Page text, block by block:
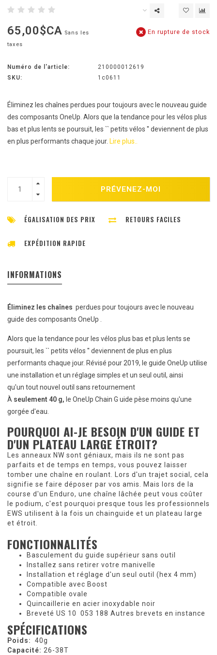
65,00$CA Sans les
taxes
En rupture de stock
Numéro de l'article:
210000012619
SKU:
1c0611
Éliminez les chaînes perdues pour toujours avec le nouveau guide
des composants OneUp. Alors que la tendance pour les vélos plus
bas et plus lents se poursuit, les `` petits vélos '' deviennent de plus
en plus performants chaque jour. Lire plus..
PRÉVENEZ-MOI
ÉGALISATION DES PRIX RETOURS FACILES
EXPÉDITION RAPIDE
INFORMATIONS
Éliminez les chaînes perdues pour toujours avec le nouveau
guide des composants OneUp .
Alors que la tendance pour les vélos plus bas et plus lents se
poursuit, les `` petits vélos '' deviennent de plus en plus
performants chaque jour. Révisé pour 2019, le guide OneUp utilise
une installation et un réglage simples et un seul outil, ainsi
qu'un tout nouvel outil sans retournement
À seulement 40 g, le OneUp Chain G uide pèse moins qu'une
gorgée d'eau.
POURQUOI AI-JE BESOIN D'UN GUIDE ET
D'UN PLATEAU LARGE ÉTROIT?
Les anneaux NW sont géniaux, mais ils ne sont pas
parfaits et de temps en temps, vous pouvez laisser
tomber une chaîne en roulant. Lors d'un trajet social, cela
signifie se faire déposer par vos amis. Mais lors de la
course d'un Enduro, une chaîne
lâchée peut vous coûter
le podium, c'est pourquoi presque tous les professionnels
EWS utilisent à la fois un chainguide et un plateau
large
et étroit.
FONCTIONNALITÉS
Basculement du guide supérieur sans outil
Installez sans retirer votre manivelle
Installation et réglage d'un seul outil (hex 4 mm)
Compatible avec Boost
Compatible ovale
Quincaillerie en acier inoxydable noir
Breveté US 10
053 188 Autres brevets en instance
SPÉCIFICATIONS
Poids:
40g
Capacité: 26-38T